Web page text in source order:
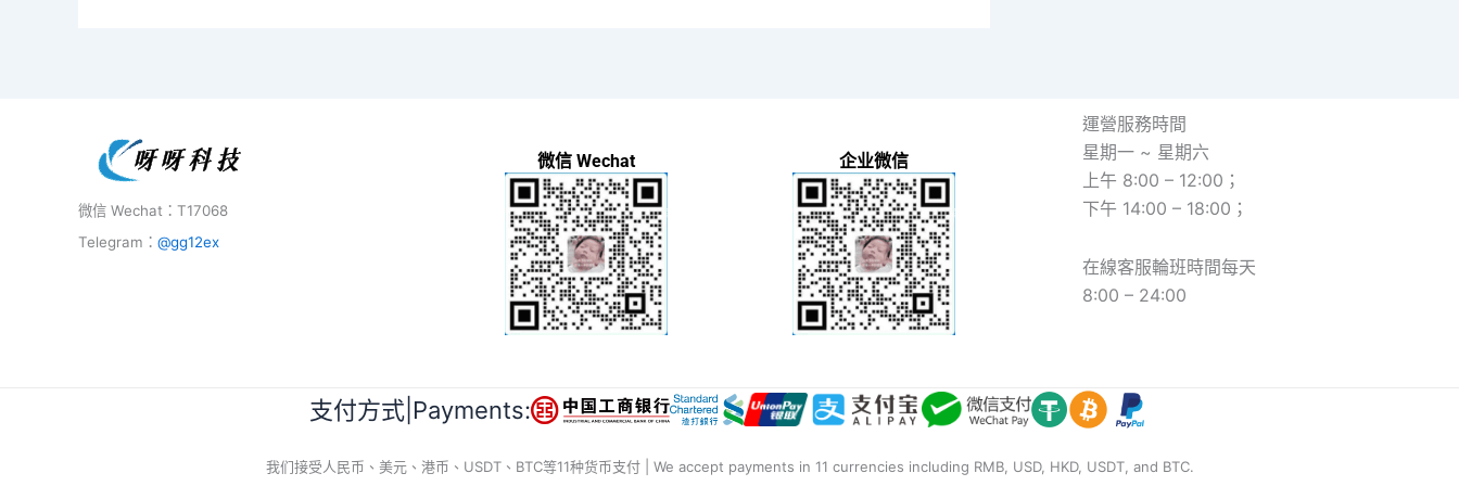
微信 Wechat：T17068
Telegram： @gg12ex
微信 Wechat 企业微信
運營服務時間
星期一 ~ 星期六
上午 8:00 – 12:00；
下午 14:00 – 18:00；
在線客服輪班時間每天
8:00 – 24:00
支付方式|Payments:
我们接受人民币、美元、港币、USDT、BTC等11种货币支付 | We accept payments in 11 currencies including RMB, USD, HKD, USDT, and BTC.